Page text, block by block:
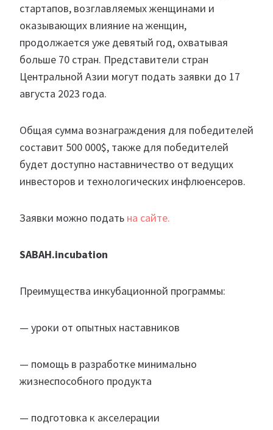
стартапов, возглавляемых женщинами и
оказывающих влияние на женщин,
продолжается уже девятый год, охватывая
больше 70 стран. Представители стран
Центральной Азии могут подать заявки до 17
августа 2023 года.
Общая сумма вознаграждения для победителей
составит 500 000$, также для победителей
будет доступно наставничество от ведущих
инвесторов и технологических инфлюенсеров.
Заявки можно подать на сайте.
SABAH.incubation
Преимущества инкубационной программы:
— уроки от опытных наставников
— помощь в разработке минимально
жизнеспособного продукта
— подготовка к акселерации